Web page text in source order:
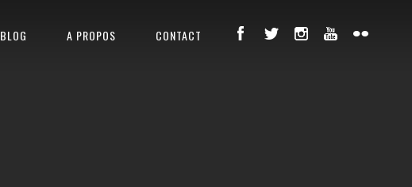
BLOG A PROPOS CONTACT